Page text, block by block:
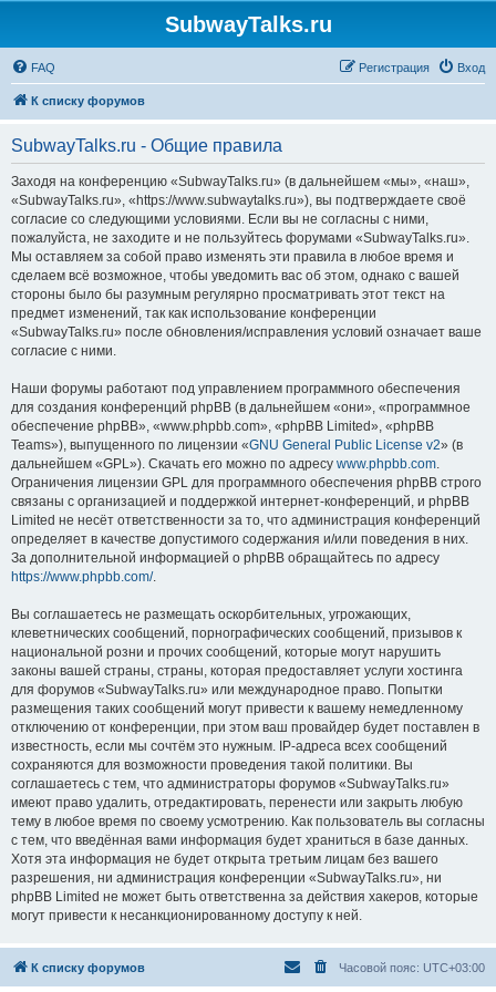
SubwayTalks.ru
FAQ Вход
Регистрация
К списку форумов
SubwayTalks.ru - Общие правила
Заходя на конференцию «SubwayTalks.ru» (в дальнейшем «мы», «наш»,
«SubwayTalks.ru», «https://www.subwaytalks.ru»), вы подтверждаете своё
согласие со следующими условиями. Если вы не согласны с ними,
пожалуйста, не заходите и не пользуйтесь форумами «SubwayTalks.ru».
Мы оставляем за собой право изменять эти правила в любое время и
сделаем всё возможное, чтобы уведомить вас об этом, однако с вашей
стороны было бы разумным регулярно просматривать этот текст на
предмет изменений, так как использование конференции
«SubwayTalks.ru» после обновления/исправления условий означает ваше
согласие с ними.
Наши форумы работают под управлением программного обеспечения
для создания конференций phpBB (в дальнейшем «они», «программное
обеспечение phpBB», «www.phpbb.com», «phpBB Limited», «phpBB
Teams»), выпущенного по лицензии «GNU General Public License v2» (в
дальнейшем «GPL»). Скачать его можно по адресу www.phpbb.com.
Ограничения лицензии GPL для программного обеспечения phpBB строго
связаны с организацией и поддержкой интернет-конференций, и phpBB
Limited не несёт ответственности за то, что администрация конференций
определяет в качестве допустимого содержания и/или поведения в них.
За дополнительной информацией о phpBB обращайтесь по адресу
https://www.phpbb.com/.
Вы соглашаетесь не размещать оскорбительных, угрожающих,
клеветнических сообщений, порнографических сообщений, призывов к
национальной розни и прочих сообщений, которые могут нарушить
законы вашей страны, страны, которая предоставляет услуги хостинга
для форумов «SubwayTalks.ru» или международное право. Попытки
размещения таких сообщений могут привести к вашему немедленному
отключению от конференции, при этом ваш провайдер будет поставлен в
известность, если мы сочтём это нужным. IP-адреса всех сообщений
сохраняются для возможности проведения такой политики. Вы
соглашаетесь с тем, что администраторы форумов «SubwayTalks.ru»
имеют право удалить, отредактировать, перенести или закрыть любую
тему в любое время по своему усмотрению. Как пользователь вы согласны
с тем, что введённая вами информация будет храниться в базе данных.
Хотя эта информация не будет открыта третьим лицам без вашего
разрешения, ни администрация конференции «SubwayTalks.ru», ни
phpBB Limited не может быть ответственна за действия хакеров, которые
могут привести к несанкционированному доступу к ней.
К списку форумов Часовой пояс: UTC+03:00